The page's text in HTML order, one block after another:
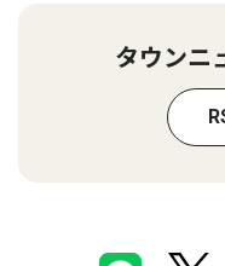
タウンニ